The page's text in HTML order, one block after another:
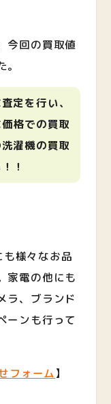
今回の買取値
定を行い、
格での買取
濯機の買取
！
様々なお品
家電の他にも
ラ、ブランド
ーンも行って
フォーム】